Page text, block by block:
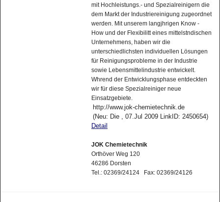
mit Hochleistungs.- und Spezialreinigern die
dem Markt der Industriereinigung zugeordnet
werden. Mit unserem langjhrigen Know -
How und der Flexibilitt eines mittelstndischen
Unternehmens, haben wir die
unterschiedlichsten individuellen Lösungen
für Reinigungsprobleme in der Industrie
sowie Lebensmittelindustrie entwickelt.
Whrend der Entwicklungsphase entdeckten
wir für diese Spezialreiniger neue
Einsatzgebiete.
http://www.jok-chemietechnik.de
(Neu: Die , 07.Jul 2009 LinkID: 2450654)
Detail
JOK Chemietechnik
Orthöver Weg 120
46286 Dorsten
Tel.: 02369/24124 Fax: 02369/24126